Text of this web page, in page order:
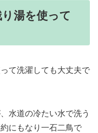
湯を使って
て洗濯しても大丈夫で
水道の冷たい水で洗う
にもなり一石二鳥で